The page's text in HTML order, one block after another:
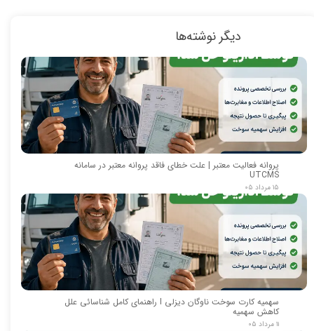
دیگر نوشته‌ها
پروانه فعالیت معتبر | علت خطای فاقد پروانه معتبر در سامانه
UTCMS
۱۵ مرداد ۰۵
سهمیه کارت سوخت ناوگان دیزلی I راهنمای کامل شناسائی علل
کاهش سهمیه
۱۱ مرداد ۰۵